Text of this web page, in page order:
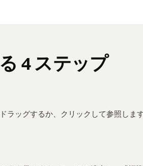
4 ステップ
ラッグするか、クリックして参照しま